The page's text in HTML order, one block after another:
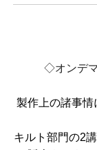
◇オンデ
製作上の諸事情
キルト部門の2